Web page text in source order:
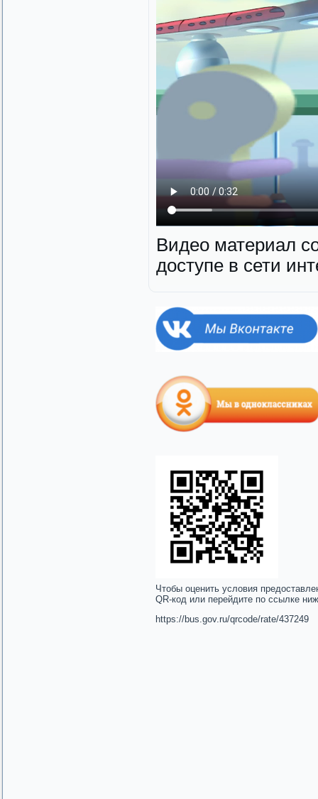
Видео материал
доступе в сети
Чтобы оценить условия
QR-код или перейдите по ссылке
https://bus.gov.ru/qrcode/rate/437249